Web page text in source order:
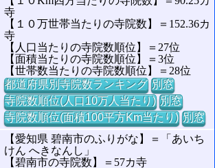
寺
【１０万世帯当たりの寺院数】＝152.36カ
寺
【人口当たりの寺院数順位】＝27位
【面積当たりの寺院数順位】＝3位
【世帯数当たりの寺院数順位】＝28位
都道府県別寺院数ランキング 別窓
寺院数順位(人口10万人当たり) 別窓
寺院数順位(面積100平方Km当たり) 別窓
【愛知県 碧南市のふりがな】＝「あいち
けん へきなんし」
【碧南市の寺院数】＝57カ寺